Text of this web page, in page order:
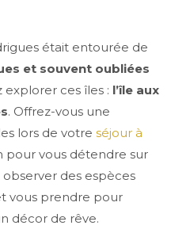
était entourée de
et souvent oubliées
explorer ces îles : l’île aux
. Offrez-vous une
lors de votre séjour à
pour vous détendre sur
des espèces
vous prendre pour
décor de rêve.